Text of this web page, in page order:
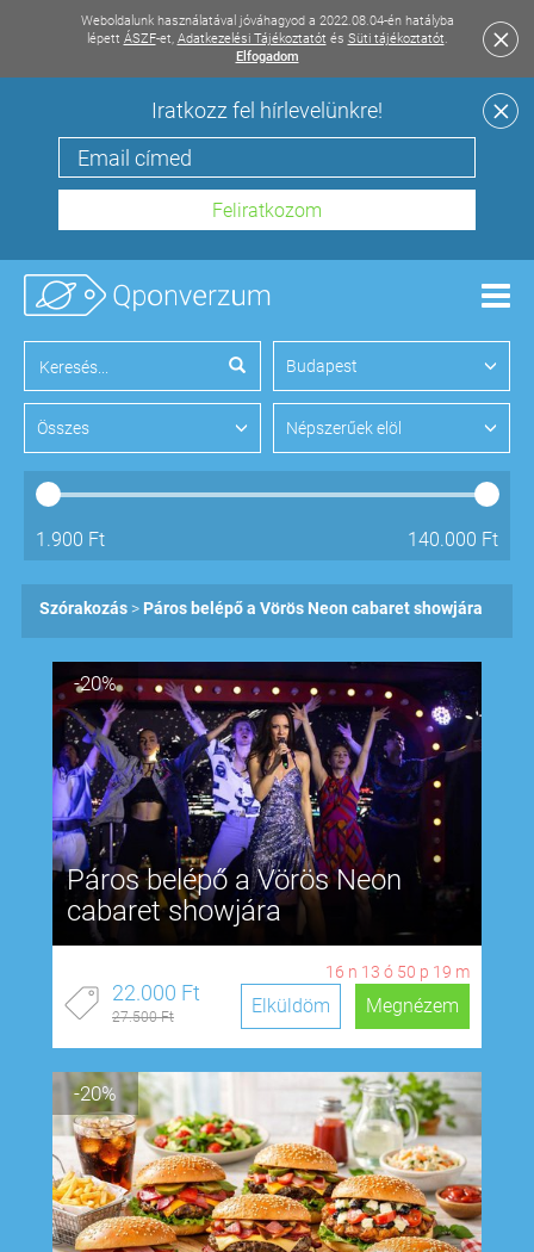
Weboldalunk használatával jóváhagyod a 2022.08.04-én hatályba
lépett ÁSZF-et, Adatkezelési Tájékoztatót és Süti tájékoztatót.
Elfogadom
Iratkozz fel hírlevelünkre!
Budapest
Összes Népszerűek elöl
1.900 Ft 140.000 Ft
Szórakozás Páros belépő a Vörös Neon cabaret showjára
-20%
Páros belépő a Vörös Neon
cabaret showjára
16 n 13 ó 50 p 18 m
22.000 Ft
27.500 Ft Megnézem
Elküldöm
-20%